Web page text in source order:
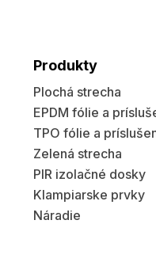
Produkty
Plochá strecha
EPDM fólie a
TPO fólie a
Zelená strecha
PIR izolačné dosky
Klampiarske prvky
Náradie